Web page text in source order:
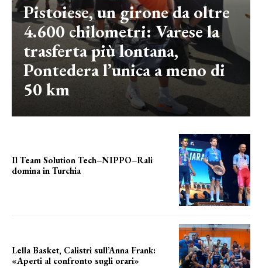
Pistoiese, un girone da oltre
4.600 chilometri: Varese la
trasferta più lontana,
Pontedera l’unica a meno di
50 km
Il Team Solution Tech–NIPPO–Rali
domina in Turchia
Lella Basket, Calistri sull’Anna Frank:
«Aperti al confronto sugli orari»